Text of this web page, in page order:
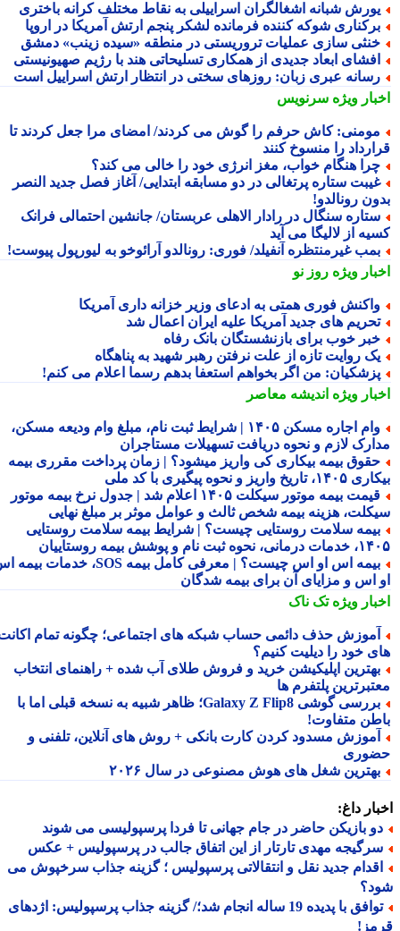
شبانه اشغالگران اسراییلی به نقاط مختلف کرانه باختری
شوکه کننده فرمانده لشکر پنجم ارتش آمریکا در اروپا
سازی عملیات تروریستی در منطقه «سیده زینب» دمشق
ابعاد جدیدی از همکاری تسلیحاتی هند با رژیم صهیونیستی
عبری زبان: روزهای سختی در انتظار ارتش اسراییل است
ویژهسرنویس
کاش حرفم را گوش می کردند/ امضای مرا جعل کردند تا
را منسوخ کنند
هنگام خواب، مغز انرژی خود را خالی می کند؟
ستاره پرتغالی در دو مسابقه ابتدایی/ آغاز فصل جدید النصر
رونالدو!
سنگال در رادار الاهلی عربستان/ جانشین احتمالی فرانک
از لالیگا می آید
غیرمنتظره آنفیلد/ فوری: رونالدو آرائوخو به لیورپول پیوست!
ویژهروز نو
فوری همتی به ادعای وزیر خزانه داری آمریکا
های جدید آمریکا علیه ایران اعمال شد
خوب برای بازنشستگان بانک رفاه
روایت تازه از علت نرفتن رهبر شهید به پناهگاه
من اگر بخواهم استعفا بدهم رسما اعلام می کنم!
ویژهاندیشه معاصر
وام اجاره مسکن ۱۴۰۵ | شرایط ثبت نام، مبلغ وام ودیعه مسکن،
لازم و نحوه دریافت تسهیلات مستاجران
بیمه بیکاری کی واریز میشود؟ | زمان پرداخت مقرری بیمه
واریز و نحوه پیگیری با کد ملی
قیمت بیمه موتور سیکلت ۱۴۰۵ اعلام شد | جدول نرخ بیمه موتور
هزینه بیمه شخص ثالث و عوامل موثر بر مبلغ نهایی
سلامت روستایی چیست؟ | شرایط بیمه سلامت روستایی
نام و پوشش بیمه روستاییان
بیمه اس او اس چیست؟ | معرفی کامل بیمه SOS، خدمات بیمه اس
اس و مزایای آن برای بیمه شدگان
ویژهتک ناک
حذف دائمی حساب شبکه های اجتماعی؛ چگونه تمام اکانت
خود را دیلیت کنیم؟
اپلیکیشن خرید و فروش طلای آب شده + راهنمای انتخاب
پلتفرم ها
بررسی گوشی Galaxy Z Flip8؛ ظاهر شبیه به نسخه قبلی اما با
متفاوت!
مسدود کردن کارت بانکی + روش های آنلاین، تلفنی و
شغل های هوش مصنوعی در سال ۲۰۲۶
داغ:
بازیکن حاضر در جام جهانی تا فردا پرسپولیسی می شوند
مهدی تارتار از این اتفاق جالب در پرسپولیس + عکس
جدید نقل و انتقالاتی پرسپولیس ؛ گزینه جذاب سرخپوش می
توافق با پدیده 19 ساله انجام شد؛/ گزینه جذاب پرسپولیس: اژدهای